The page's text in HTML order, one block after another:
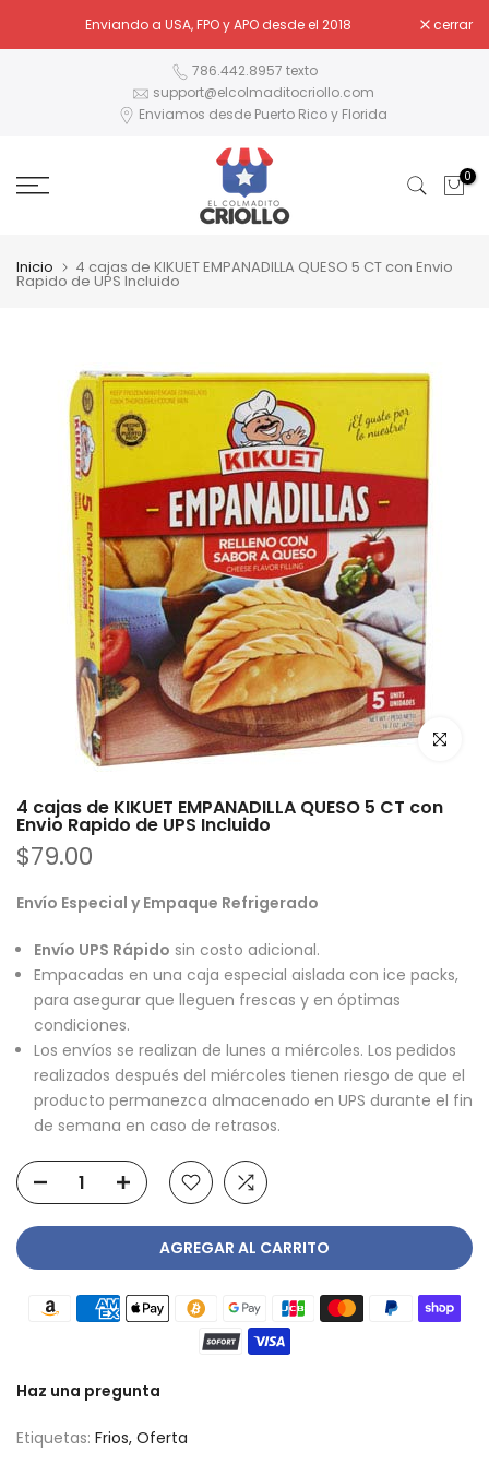
al
Enviando a USA, FPO y APO desde el 2018 cerrar
786.442.8957 texto
support@elcolmaditocriollo.com
Enviamos desde Puerto Rico y Florida
0
Inicio 4 cajas de KIKUET EMPANADILLA QUESO 5 CT con Envio
Rapido de UPS Incluido
Haz clic
4 cajas de KIKUET EMPANADILLA QUESO 5 CT con
Envio Rapido de UPS Incluido
$79.00
Envío Especial y Empaque Refrigerado
Envío UPS Rápido sin costo adicional.
Empacadas en una caja especial aislada con ice packs,
para asegurar que lleguen frescas y en óptimas
condiciones.
Los envíos se realizan de lunes a miércoles. Los pedidos
realizados después del miércoles tienen riesgo de que el
producto permanezca almacenado en UPS durante el fin
de semana en caso de retrasos.
AGREGAR AL CARRITO
Haz una pregunta
Etiquetas: Frios Oferta